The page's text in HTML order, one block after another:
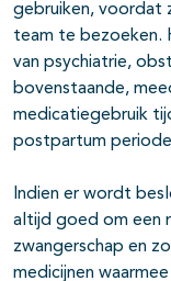
gebruiken, voordat
team te bezoeken.
van psychiatrie,
bovenstaande,
medicatiegebruik
postpartum
Indien er wordt
altijd goed om een
zwangerschap en
medicijnen